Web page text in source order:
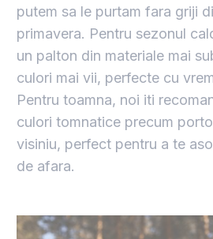
putem sa le purtam fara griji
primavera. Pentru sezonul
un palton din materiale mai
culori mai vii, perfecte cu
Pentru toamna, noi iti
culori tomnatice precum
visiniu, perfect pentru a te
de afara.